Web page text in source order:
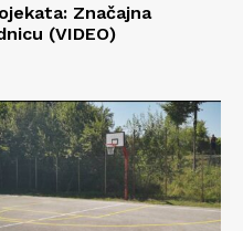
Značajna
(VIDEO)